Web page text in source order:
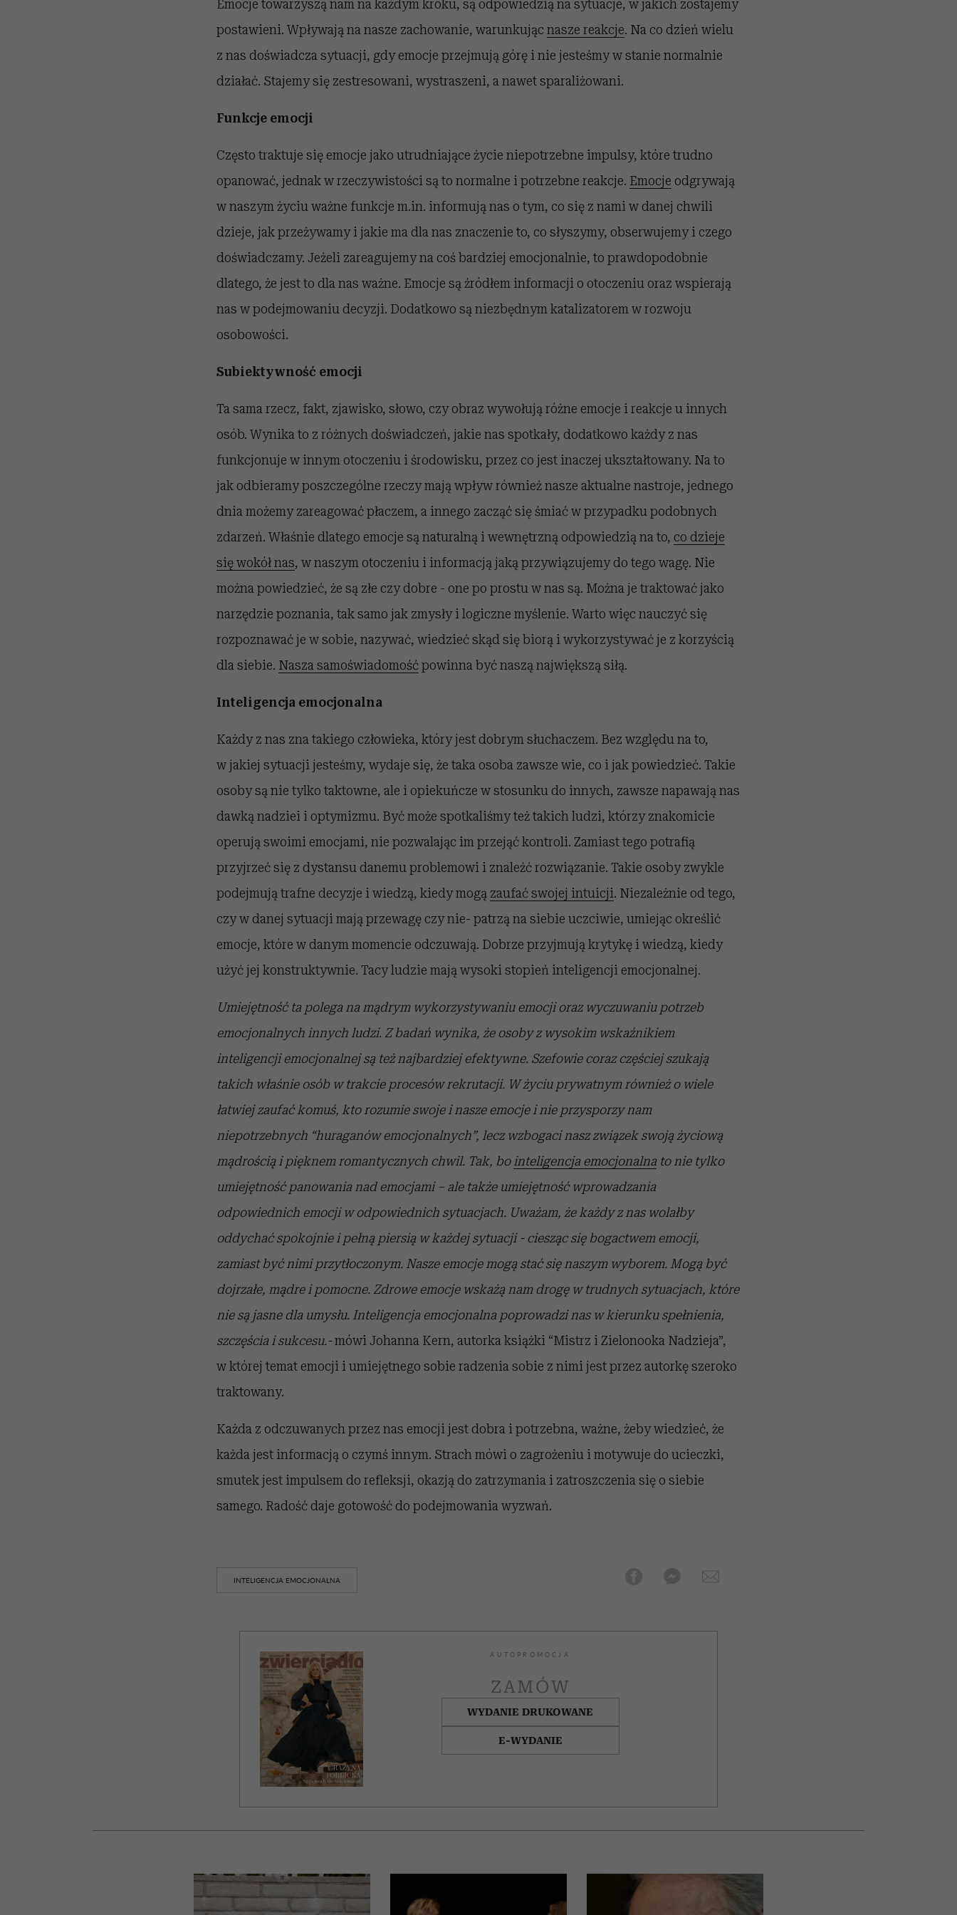
Emocje towarzyszą nam na każdym kroku, są odpowiedzią na sytuacje, w jakich zostajemy
postawieni. Wpływają na nasze zachowanie, warunkując nasze reakcje. Na co dzień wielu
z nas doświadcza sytuacji, gdy emocje przejmują górę i nie jesteśmy w stanie normalnie
działać. Stajemy się zestresowani, wystraszeni, a nawet sparaliżowani.
Funkcje emocji
Często traktuje się emocje jako utrudniające życie niepotrzebne impulsy, które trudno
opanować, jednak w rzeczywistości są to normalne i potrzebne reakcje. Emocje odgrywają
w naszym życiu ważne funkcje m.in. informują nas o tym, co się z nami w danej chwili
dzieje, jak przeżywamy i jakie ma dla nas znaczenie to, co słyszymy, obserwujemy i czego
doświadczamy. Jeżeli zareagujemy na coś bardziej emocjonalnie, to prawdopodobnie
dlatego, że jest to dla nas ważne. Emocje są źródłem informacji o otoczeniu oraz wspierają
nas w podejmowaniu decyzji. Dodatkowo są niezbędnym katalizatorem w rozwoju
osobowości.
Subiektywność emocji
Ta sama rzecz, fakt, zjawisko, słowo, czy obraz wywołują różne emocje i reakcje u innych
osób. Wynika to z różnych doświadczeń, jakie nas spotkały, dodatkowo każdy z nas
funkcjonuje w innym otoczeniu i środowisku, przez co jest inaczej ukształtowany. Na to
jak odbieramy poszczególne rzeczy mają wpływ również nasze aktualne nastroje, jednego
dnia możemy zareagować płaczem, a innego zacząć się śmiać w przypadku podobnych
zdarzeń. Właśnie dlatego emocje są naturalną i wewnętrzną odpowiedzią na to, co dzieje
się wokół nas, w naszym otoczeniu i informacją jaką przywiązujemy do tego wagę. Nie
można powiedzieć, że są złe czy dobre - one po prostu w nas są. Można je traktować jako
narzędzie poznania, tak samo jak zmysły i logiczne myślenie. Warto więc nauczyć się
rozpoznawać je w sobie, nazywać, wiedzieć skąd się biorą i wykorzystywać je z korzyścią
dla siebie. Nasza samoświadomośćpowinna być naszą największą siłą.
Inteligencja emocjonalna
Każdy z nas zna takiego człowieka, który jest dobrym słuchaczem. Bez względu na to,
w jakiej sytuacji jesteśmy, wydaje się, że taka osoba zawsze wie, co i jak powiedzieć. Takie
osoby są nie tylko taktowne, ale i opiekuńcze w stosunku do innych, zawsze napawają nas
dawką nadziei i optymizmu. Być może spotkaliśmy też takich ludzi, którzy znakomicie
operują swoimi emocjami, nie pozwalając im przejąć kontroli. Zamiast tego potrafią
przyjrzeć się z dystansu danemu problemowi i znaleźć rozwiązanie. Takie osoby zwykle
podejmują trafne decyzje i wiedzą, kiedy mogą zaufać swojej intuicji. Niezależnie od tego,
czy w danej sytuacji mają przewagę czy nie- patrzą na siebie uczciwie, umiejąc określić
emocje, które w danym momencie odczuwają. Dobrze przyjmują krytykę i wiedzą, kiedy
użyć jej konstruktywnie. Tacy ludzie mają wysoki stopień inteligencji emocjonalnej.
Umiejętność ta polega na mądrym wykorzystywaniu emocji oraz wyczuwaniu potrzeb
emocjonalnych innych ludzi. Z badań wynika, że osoby z wysokim wskaźnikiem
inteligencji emocjonalnej są też najbardziej efektywne. Szefowie coraz częściej szukają
takich właśnie osób w trakcie procesów rekrutacji. W życiu prywatnym również o wiele
łatwiej zaufać komuś, kto rozumie swoje i nasze emocje i nie przysporzy nam
niepotrzebnych “huraganów emocjonalnych”, lecz wzbogaci nasz związek swoją życiową
mądrością i pięknem romantycznych chwil. Tak, bo inteligencja emocjonalnato nie tylko
umiejętność panowania nad emocjami – ale także umiejętność wprowadzania
odpowiednich emocji w odpowiednich sytuacjach. Uważam, że każdy z nas wolałby
oddychać spokojnie i pełną piersią w każdej sytuacji - ciesząc się bogactwem emocji,
zamiast być nimi przytłoczonym. Nasze emocje mogą stać się naszym wyborem. Mogą być
dojrzałe, mądre i pomocne. Zdrowe emocje wskażą nam drogę w trudnych sytuacjach, które
nie są jasne dla umysłu. Inteligencja emocjonalna poprowadzi nas w kierunku spełnienia,
szczęścia i sukcesu.-mówi Johanna Kern, autorka książki “Mistrz i Zielonooka Nadzieja”,
w której temat emocji i umiejętnego sobie radzenia sobie z nimi jest przez autorkę szeroko
traktowany.
Każda z odczuwanych przez nas emocji jest dobra i potrzebna, ważne, żeby wiedzieć, że
każda jest informacją o czymś innym. Strach mówi o zagrożeniu i motywuje do ucieczki,
smutek jest impulsem do refleksji, okazją do zatrzymania i zatroszczenia się o siebie
samego. Radość daje gotowość do podejmowania wyzwań.
INTELIGENCJA EMOCJONALNA
AUTOPROMOCJA
ZAMÓW
WYDANIE DRUKOWANE
E-WYDANIE